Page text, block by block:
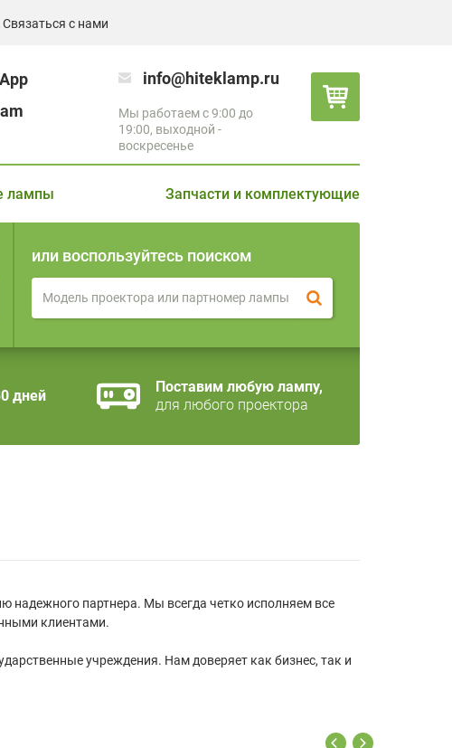
Связаться с нами
info@hiteklamp.ru
Мы работаем с 9:00 до
19:00, выходной -
воскресенье
лампы Запчасти и комплектующие
или воспользуйтесь поиском
дней
Поставим любую лампу,
для любого проектора
надежного партнера. Мы всегда четко исполняем все
клиентами.
учреждения. Нам доверяет как бизнес, так и